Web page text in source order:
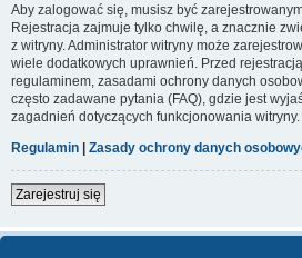
Aby zalogować się, musisz być
Rejestracja zajmuje tylko chwilę, a znacznie
z witryny. Administrator witryny może
wiele dodatkowych uprawnień. Przed
regulaminem, zasadami ochrony danych
często zadawane pytania (FAQ), gdzie jest
zagadnień dotyczących funkcjonowania witryny.
Regulamin | Zasady ochrony danych
Zarejestruj się